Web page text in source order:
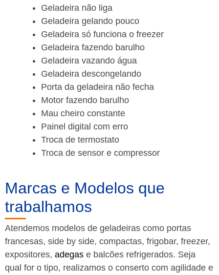
Geladeira não liga
Geladeira gelando pouco
Geladeira só funciona o freezer
Geladeira fazendo barulho
Geladeira vazando água
Geladeira descongelando
Porta da geladeira não fecha
Motor fazendo barulho
Mau cheiro constante
Painel digital com erro
Troca de termostato
Troca de sensor e compressor
Marcas e Modelos que
trabalhamos
Atendemos modelos de geladeiras como portas
francesas, side by side, compactas, frigobar, freezer,
expositores, adegas e balcões refrigerados. Seja
qual for o tipo, realizamos o conserto com agilidade e